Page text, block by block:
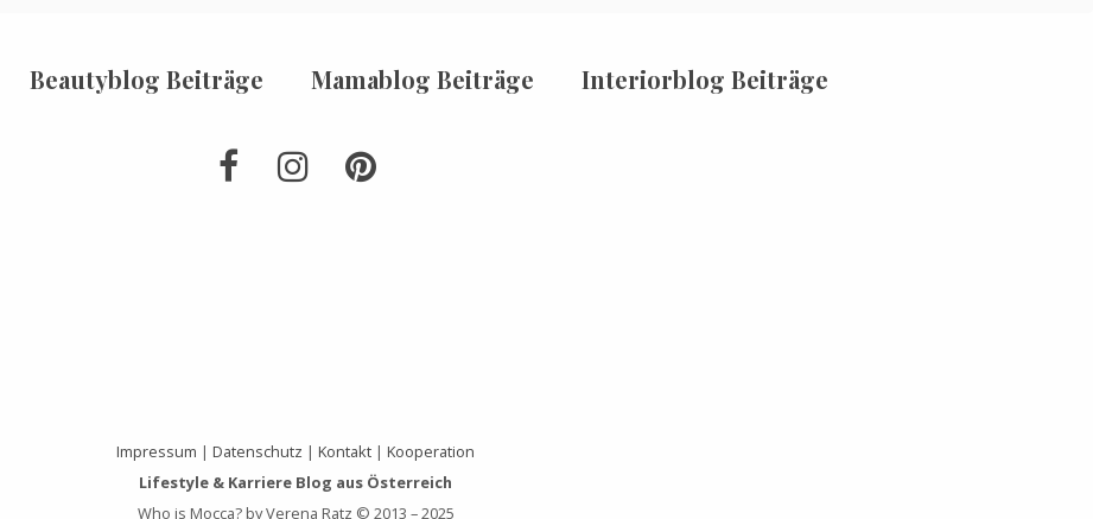
Beautyblog Beiträge Mamablog Beiträge Interiorblog Beiträge
Impressum | Datenschutz | Kontakt | Kooperation
Lifestyle & Karriere Blog aus Österreich
Who is Mocca? by Verena Ratz © 2013 – 2025